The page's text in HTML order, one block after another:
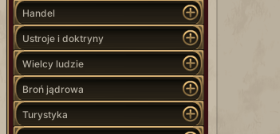
Handel
Ustroje i doktryny
Wielcy ludzie
Broń jądrowa
Turystyka